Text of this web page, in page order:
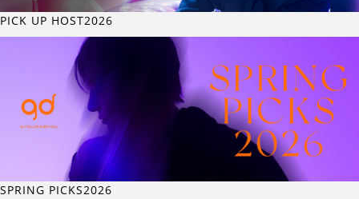
PICK UP HOST2026
SPRING PICKS2026